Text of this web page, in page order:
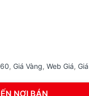
NƠI BÁN
, Giá Vàng, Web Giá, Giá